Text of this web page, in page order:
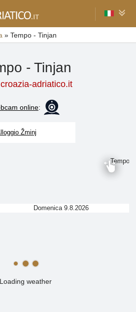
» Tempo - Tinjan
- Tinjan
adriatico.it
online:
Žminj
Loading weather
Domenica 9.8.2026